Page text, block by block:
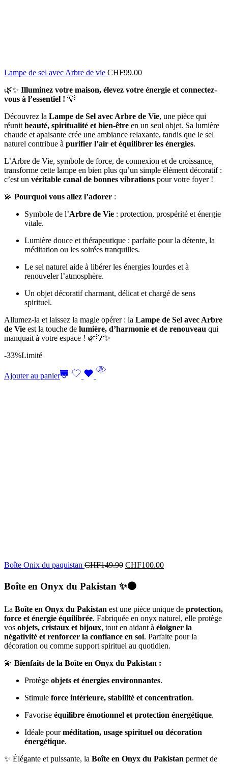
Lampe de sel avec Arbre de vie CHF99.00
🌿✨ Illuminez votre maison, élevez votre énergie et connectez-
vous à l’essentiel ! 💡
Découvrez la Lampe de Sel avec Arbre de Vie, une pièce qui
réunit beauté, spiritualité et bien-être en un seul objet. Sa lumière
chaude et apaisante crée une ambiance relaxante, tandis que le sel
naturel contribue à purifier l’air et équilibrer les énergies.
L’Arbre de Vie, symbole de force, de connexion et de croissance,
transforme cette lampe en bien plus qu’un simple élément décoratif :
c’est un véritable canal de bonnes vibrations pour votre foyer !
💫 Pourquoi vous allez l’adorer :
Symbole de l’Arbre de Vie : protection, prospérité et énergie
vitale.
Lumière douce et thérapeutique : parfaite pour la détente, la
méditation ou les soirées tranquilles.
Le sel naturel aide à libérer les énergies lourdes et à
renouveler l’atmosphère.
Un objet décoratif charmant, délicat et chargé de sens
spirituel.
Allumez-la et laissez la magie opérer : la Lampe de Sel avec Arbre
de Vie est la touche de lumière, d’harmonie et de renouveau qui
manquait à votre espace ! 🌿💡✨
-33%Limité
Ajouter au panier
Boîte Onix du paquistan CHF149.90 CHF100.00
Boîte en Onyx du Pakistan ✨⚫
La Boîte en Onyx du Pakistan est une pièce unique de protection,
force et énergie équilibrée. Fabriquée en onyx naturel, elle protège
vos objets, cristaux et bijoux, tout en aidant à éloigner la
négativité et renforcer la confiance en soi. Parfaite pour la
décoration ou comme support spirituel au quotidien.
💫 Bienfaits de la Boîte en Onyx du Pakistan :
Protège objets et énergies environnantes.
Stimule force intérieure, stabilité et concentration.
Favorise équilibre émotionnel et protection énergétique.
Idéale pourméditation, usage spirituel ou décoration
énergétique.
✨ Élégante et puissante, la Boîte en Onyx du Pakistan permet de